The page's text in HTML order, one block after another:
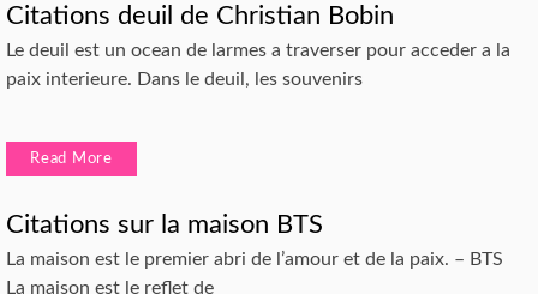
Citations deuil de Christian Bobin
Le deuil est un ocean de larmes a traverser pour acceder a la
paix interieure. Dans le deuil, les souvenirs
Read More
Citations sur la maison BTS
La maison est le premier abri de l’amour et de la paix. – BTS
La maison est le reflet de